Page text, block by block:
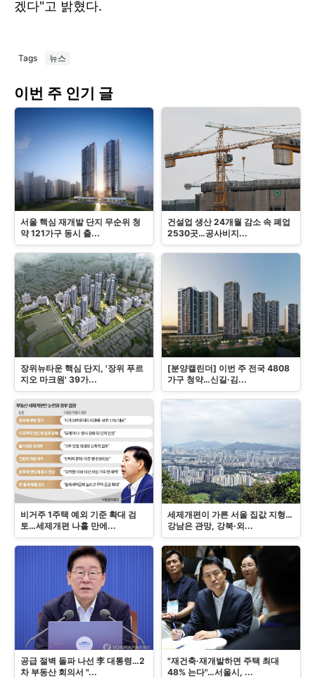
겠다"고 밝혔다.
Tags 뉴스
이번 주 인기 글
서울 핵심 재개발 단지 무순위 청
약 121가구 동시 출...
건설업 생산 24개월 감소 속 폐업
2530곳…공사비지...
장위뉴타운 핵심 단지, '장위 푸르
지오 마크원' 39가...
[분양캘린더] 이번 주 전국 4808
가구 청약…신길·김...
비거주 1주택 예외 기준 확대 검
토…세제개편 나흘 만에...
세제개편이 가른 서울 집값 지형…
강남은 관망, 강북·외...
공급 절벽 돌파 나선 李 대통령…2
차 부동산 회의서 "...
"재건축·재개발하면 주택 최대
48% 는다"…서울시, ...